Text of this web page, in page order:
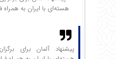
هسته‌ای با ایران به همراه
پیشنهاد آلمان برای